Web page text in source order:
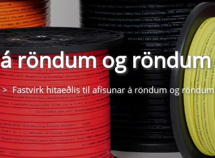
röndum og röndum
>Fastvirk hitaeðlis til afísunar á röndum og röndum